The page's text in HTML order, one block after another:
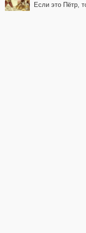
Если это Пётр,